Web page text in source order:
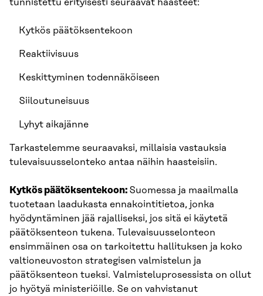
tunnistettu erityisesti seuraavat haasteet:
Kytkös päätöksentekoon
Reaktiivisuus
Keskittyminen todennäköiseen
Siiloutuneisuus
Lyhyt aikajänne
Tarkastelemme seuraavaksi, millaisia vastauksia
tulevaisuusselonteko antaa näihin haasteisiin.
Kytkös päätöksentekoon: Suomessa ja maailmalla
tuotetaan laadukasta ennakointitietoa, jonka
hyödyntäminen jää rajalliseksi, jos sitä ei käytetä
päätöksenteon tukena. Tulevaisuusselonteon
ensimmäinen osa on tarkoitettu hallituksen ja koko
valtioneuvoston strategisen valmistelun ja
päätöksenteon tueksi. Valmisteluprosessista on ollut
jo hyötyä ministeriöille. Se on vahvistanut